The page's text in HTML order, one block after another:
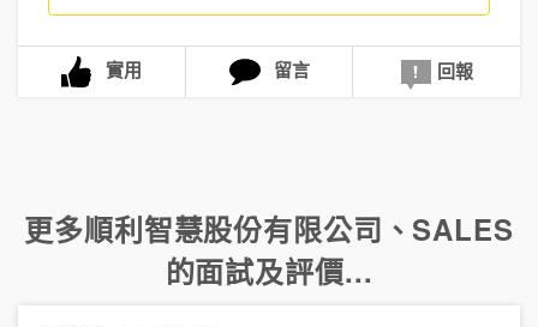
實用 留言 回報
更多順利智慧股份有限公司 、SALES
的面試及評價...